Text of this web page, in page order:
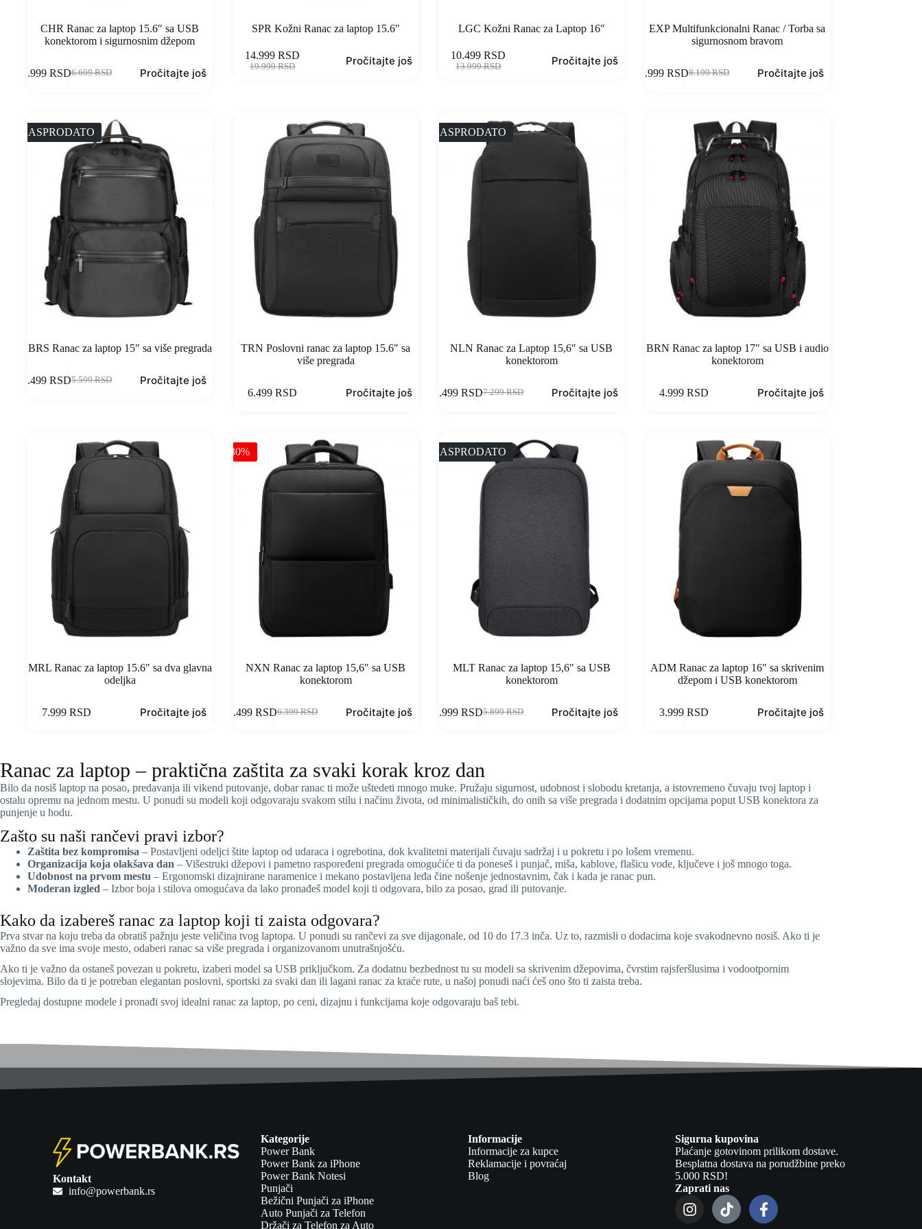
CHR Ranac za laptop 15.6″ sa USB
konektorom i sigurnosnim džepom
6.699RSD
3.999 RSD Pročitajte još
SPR Kožni Ranac za laptop 15.6″
19.999RSD
14.999RSD Pročitajte još
LGC Kožni Ranac za Laptop 16″
13.999RSD
10.499RSD Pročitajte još
EXP Multifunkcionalni Ranac / Torba sa
sigurnosnom bravom
8.199RSD
6.999 RSD Pročitajte još
RASPRODATO
BRS Ranac za laptop 15″ sa više pregrada
5.599RSD
4.499 RSD Pročitajte još
TRN Poslovni ranac za laptop 15.6″ sa
više pregrada
6.499RSD Pročitajte još
RASPRODATO
NLN Ranac za Laptop 15,6″ sa USB
konektorom
7.299RSD
5.499 RSD Pročitajte još
BRN Ranac za laptop 17″ sa USB i audio
konektorom
4.999RSD Pročitajte još
MRL Ranac za laptop 15.6″ sa dva glavna
odeljka
7.999RSD Pročitajte još
-30%
NXN Ranac za laptop 15,6″ sa USB
konektorom
6.399RSD
4.499 RSD Pročitajte još
RASPRODATO
MLT Ranac za laptop 15,6″ sa USB
konektorom
5.899RSD
4.999 RSD Pročitajte još
ADM Ranac za laptop 16″ sa skrivenim
džepom i USB konektorom
3.999RSD Pročitajte još
Ranac za laptop – praktična zaštita za svaki korak kroz dan
Bilo da nosiš laptop na posao, predavanja ili vikend putovanje, dobar ranac ti može uštedeti mnogo muke. Pružaju sigurnost, udobnost i slobodu kretanja, a istovremeno čuvaju tvoj laptop i
ostalu opremu na jednom mestu. U ponudi su modeli koji odgovaraju svakom stilu i načinu života, od minimalističkih, do onih sa više pregrada i dodatnim opcijama poput USB konektora za
punjenje u hodu.
Zašto su naši rančevi pravi izbor?
Zaštita bez kompromisa – Postavljeni odeljci štite laptop od udaraca i ogrebotina, dok kvalitetni materijali čuvaju sadržaj i u pokretu i po lošem vremenu.
Organizacija koja olakšava dan – Višestruki džepovi i pametno raspoređeni pregrada omogućiće ti da poneseš i punjač, miša, kablove, flašicu vode, ključeve i još mnogo toga.
Udobnost na prvom mestu – Ergonomski dizajnirane naramenice i mekano postavljena leđa čine nošenje jednostavnim, čak i kada je ranac pun.
Moderan izgled – Izbor boja i stilova omogućava da lako pronađeš model koji ti odgovara, bilo za posao, grad ili putovanje.
Kako da izabereš ranac za laptop koji ti zaista odgovara?
Prva stvar na koju treba da obratiš pažnju jeste veličina tvog laptopa. U ponudi su rančevi za sve dijagonale, od 10 do 17.3 inča. Uz to, razmisli o dodacima koje svakodnevno nosiš. Ako ti je
važno da sve ima svoje mesto, odaberi ranac sa više pregrada i organizovanom unutrašnjošću.
Ako ti je važno da ostaneš povezan u pokretu, izaberi model sa USB priključkom. Za dodatnu bezbednost tu su modeli sa skrivenim džepovima, čvrstim rajsferšlusima i vodootpornim
slojevima. Bilo da ti je potreban elegantan poslovni, sportski za svaki dan ili lagani ranac za kraće rute, u našoj ponudi naći ćeš ono što ti zaista treba.
Pregledaj dostupne modele i pronađi svoj idealni ranac za laptop, po ceni, dizajnu i funkcijama koje odgovaraju baš tebi.
Kontakt
info@powerbank.rs
Kategorije
Power Bank
Power Bank za iPhone
Power Bank Notesi
Punjači
Bežični Punjači za iPhone
Auto Punjači za Telefon
Držači za Telefon za Auto
Informacije
Informacije za kupce
Reklamacije i povraćaj
Blog
Sigurna kupovina
Plaćanje gotovinom prilikom dostave.
Besplatna dostava na porudžbine preko
5.000 RSD!
Zaprati nas